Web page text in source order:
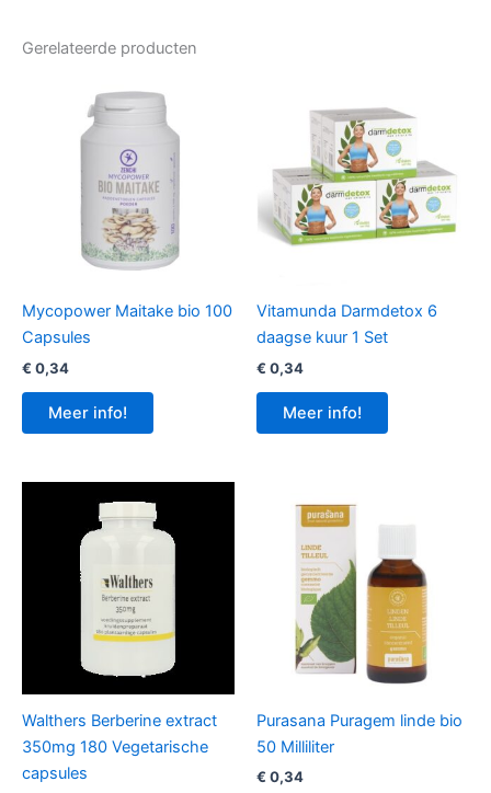
Gerelateerde producten
Mycopower Maitake bio 100
Capsules
€ 0,34
Meer info!
Vitamunda Darmdetox 6
daagse kuur 1 Set
€ 0,34
Meer info!
Walthers Berberine extract
350mg 180 Vegetarische
capsules
Purasana Puragem linde bio
50 Milliliter
€ 0,34